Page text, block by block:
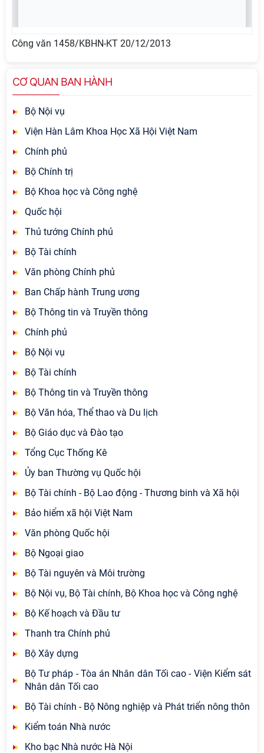
Công văn 1458/KBHN-KT 20/12/2013
CƠ QUAN BAN HÀNH
Bộ Nội vụ
Viện Hàn Lâm Khoa Học Xã Hội Việt Nam
Chính phủ
Bộ Chính trị
Bộ Khoa học và Công nghệ
Quốc hội
Thủ tướng Chính phủ
Bộ Tài chính
Văn phòng Chính phủ
Ban Chấp hành Trung ương
Bộ Thông tin và Truyền thông
Chính phủ
Bộ Nội vụ
Bộ Tài chính
Bộ Thông tin và Truyền thông
Bộ Văn hóa, Thể thao và Du lịch
Bộ Giáo dục và Đào tạo
Tổng Cục Thống Kê
Ủy ban Thường vụ Quốc hội
Bộ Tài chính - Bộ Lao động - Thương binh và Xã hội
Bảo hiểm xã hội Việt Nam
Văn phòng Quốc hội
Bộ Ngoại giao
Bộ Tài nguyên và Môi trường
Bộ Nội vụ, Bộ Tài chính, Bộ Khoa học và Công nghệ
Bộ Kế hoạch và Đầu tư
Thanh tra Chính phủ
Bộ Xây dựng
Bộ Tư pháp - Tòa án Nhân dân Tối cao - Viện Kiểm sát
Nhân dân Tối cao
Bộ Tài chính - Bộ Nông nghiệp và Phát triển nông thôn
Kiểm toán Nhà nước
Kho bạc Nhà nước Hà Nội